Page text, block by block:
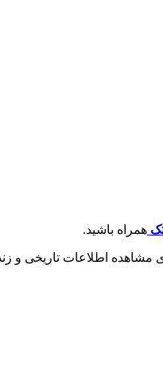
همراه باشید.
مشاهده اطلاعات تاریخی و